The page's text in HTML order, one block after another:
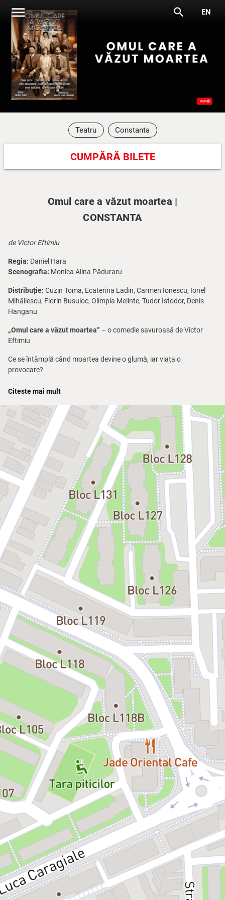
menu search EN
Teatru Constanta
CUMPĂRĂ BILETE
Omul care a văzut moartea |
CONSTANTA
de Victor Eftimiu
Regia: Daniel Hara
Scenografia: Monica Alina Păduraru
Distribuție: Cuzin Toma, Ecaterina Ladin, Carmen Ionescu, Ionel
Mihăilescu, Florin Busuioc, Olimpia Melinte, Tudor Istodor, Denis
Hanganu
„Omul care a văzut moartea” – o comedie savuroasă de Victor
Eftimiu
Ce se întâmplă când moartea devine o glumă, iar viața o
provocare?
Dacă ai avea o a doua șansă, cum ți-ai trăi viața? Victor Eftimiu îți
condimentată cu un umor fin și situații neașteptate.
Un om obișnuit ajunge, fără voia lui, să își privească viața prin ochii
celor din jur. Ce descoperă? Ce secrete ies la iveală? Și, mai ales,
cum va decide să își trăiască „noua” viață?
Cu un ritm alert și replici savuroase, Omul care a văzut moartea
aduce pe scenă o satiră contemporană despre cum percepem
destinul, norocul și adevărul. Te vei regăsi în acest joc al
aparențelor, al confuziilor și al marilor revelații.
Vino să râzi, să reflectezi și să trăiești o experiență teatrală
memorabilă! Locurile sunt limitate – ia-ți biletul acum!
Citeste mai mult